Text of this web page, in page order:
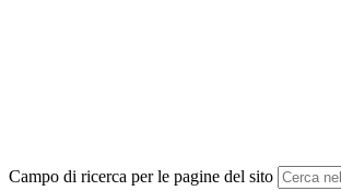
Campo di ricerca per le pagine del sito